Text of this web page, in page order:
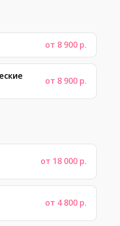
от 8 900 р.
от 8 900 р.
от 18 000 р.
от 4 800 р.